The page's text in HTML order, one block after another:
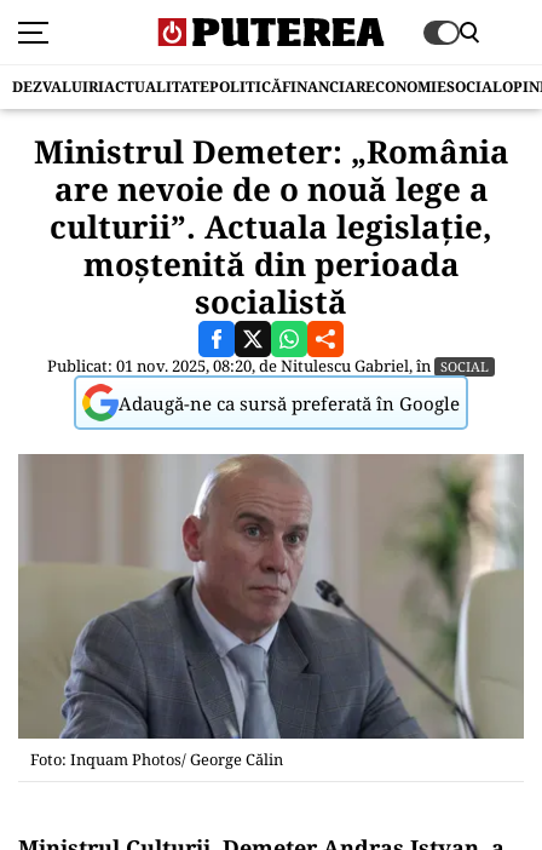
DEZVALUIRIACTUALITATEPOLITICĂFINANCIARECONOMIESOCIAL
Ministrul Demeter: „România
are nevoie de o nouă lege a
culturii”. Actuala legislație,
moștenită din perioada
socialistă
Publicat: 01 nov. 2025, 08:20, deNitulescu Gabriel, în SOCIAL
Adaugă-ne ca sursă preferată în Google
Foto: Inquam Photos/ George Călin